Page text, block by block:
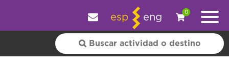
esp eng
0
tu experiencia. + información